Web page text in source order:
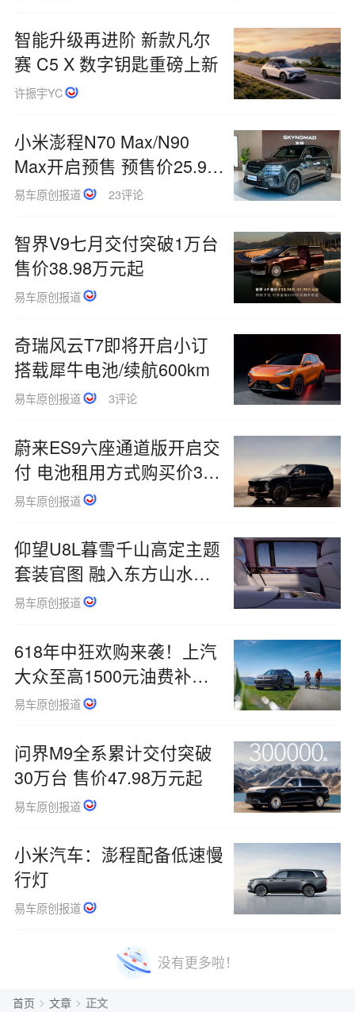
智能升级再进阶 新款凡尔
赛 C5 X 数字钥匙重磅上新
许振宇YC
小米澎程N70 Max/N90
Max开启预售 预售价25.99
万元起
易车原创报道 23评论
智界V9七月交付突破1万台
售价38.98万元起
易车原创报道
奇瑞风云T7即将开启小订
搭载犀牛电池/续航600km
易车原创报道 3评论
蔚来ES9六座通道版开启交
付 电池租用方式购买价39
万元起
易车原创报道
仰望U8L暮雪千山高定主题
套装官图 融入东方山水美
学
易车原创报道
618年中狂欢购来袭！上汽
大众至高1500元油费补贴
限时开启
易车原创报道
问界M9全系累计交付突破
30万台 售价47.98万元起
易车原创报道
小米汽车：澎程配备低速慢
行灯
易车原创报道
没有更多啦！
首页 > 文章 > 正文